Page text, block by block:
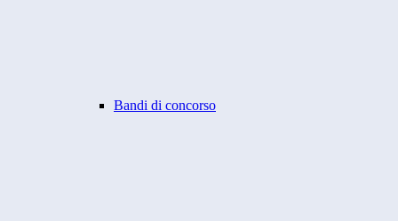
Bandi di concorso